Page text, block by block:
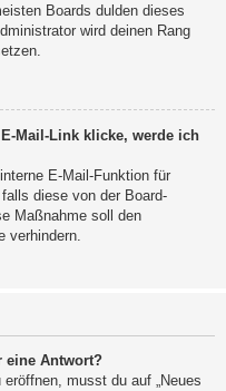
Boards dulden dieses
wird deinen Rang
Mail-Link klicke, werde ich
E-Mail-Funktion für
diese von der Board-
Maßnahme soll den
verhindern.
eine Antwort?
musst du auf „Neues